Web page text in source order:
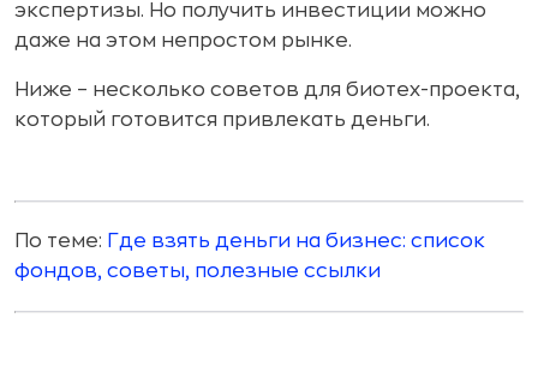
экспертизы. Но получить инвестиции можно
даже на этом непростом рынке.
Ниже – несколько советов для биотех-проекта,
который готовится привлекать деньги.
По теме: Где взять деньги на бизнес: список
фондов, советы, полезные ссылки